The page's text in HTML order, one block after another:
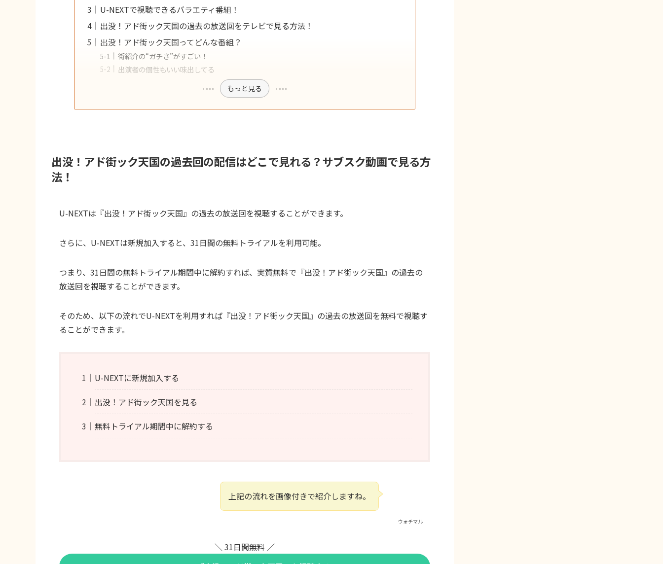
U-NEXTで視聴できるバラエティ番組！
出没！アド街ック天国の過去の放送回をテレビで見る方法！
出没！アド街ック天国ってどんな番組？
街紹介の“ガチさ”がすごい！
出演者の個性もいい味出してる
もっと見る
出没！アド街ック天国の過去回の配信はどこで見れる？サブスク動画で見る方
法！
U-NEXTは『出没！アド街ック天国』の過去の放送回を視聴することができます。
さらに、U-NEXTは新規加入すると、31日間の無料トライアルを利用可能。
つまり、31日間の無料トライアル期間中に解約すれば、実質無料で『出没！アド街ック天国』の過去の
放送回を視聴することができます。
そのため、以下の流れでU-NEXTを利用すれば『出没！アド街ック天国』の過去の放送回を無料で視聴す
ることができます。
U-NEXTに新規加入する
出没！アド街ック天国を見る
無料トライアル期間中に解約する
ウォチマル
上記の流れを画像付きで紹介しますね。
＼ 31日間無料 ／